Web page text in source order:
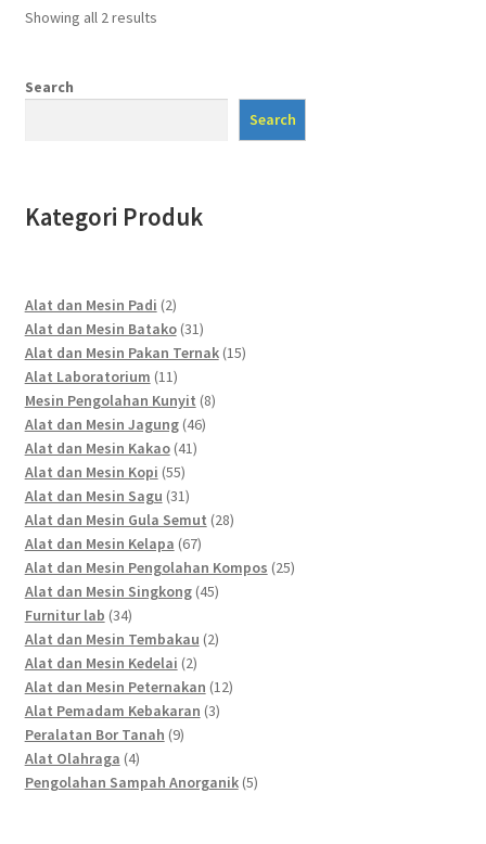
Showing all 2 results
Search
Search
Kategori Produk
Alat dan Mesin Padi 22
products
Alat dan Mesin Batako 3131
products
Alat dan Mesin Pakan Ternak 1515
Alat Laboratorium 1111
products
Mesin Pengolahan Kunyit 88
Alat dan Mesin Jagung 4646
Alat dan Mesin Kakao 4141
Alat dan Mesin Kopi 5555
products
Alat dan Mesin Sagu 3131
products
Alat dan Mesin Gula Semut 2828
Alat dan Mesin Kelapa 6767
products
Alat dan Mesin Pengolahan Kompos 2525
Alat dan Mesin Singkong 4545
Furnitur lab 3434
products
Alat dan Mesin Tembakau 22
Alat dan Mesin Kedelai 22
products
Alat dan Mesin Peternakan 1212
Alat Pemadam Kebakaran 33
Peralatan Bor Tanah 99
Alat Olahraga 44
products
Pengolahan Sampah Anorganik 55